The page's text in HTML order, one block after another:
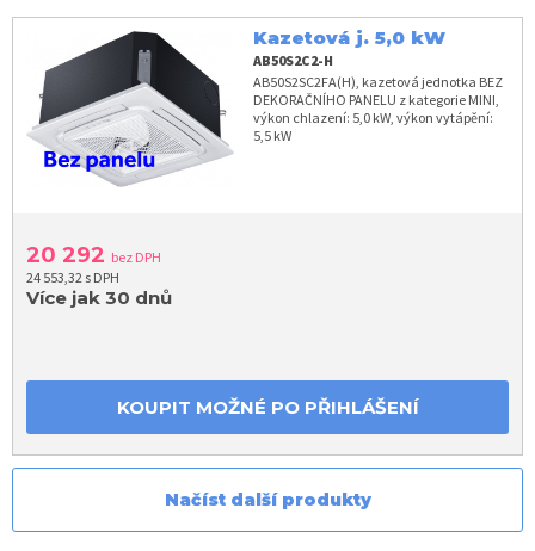
Kazetová j. 5,0 kW
AB50S2C2-H
AB50S2SC2FA(H), kazetová jednotka BEZ
DEKORAČNÍHO PANELU z kategorie MINI,
výkon chlazení: 5,0 kW, výkon vytápění:
5,5 kW
20 292 bez DPH
24 553,32 s DPH
Více jak 30 dnů
KOUPIT MOŽNÉ PO PŘIHLÁŠENÍ
Načíst další produkty